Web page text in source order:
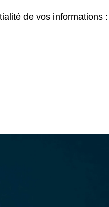
de vos informations :